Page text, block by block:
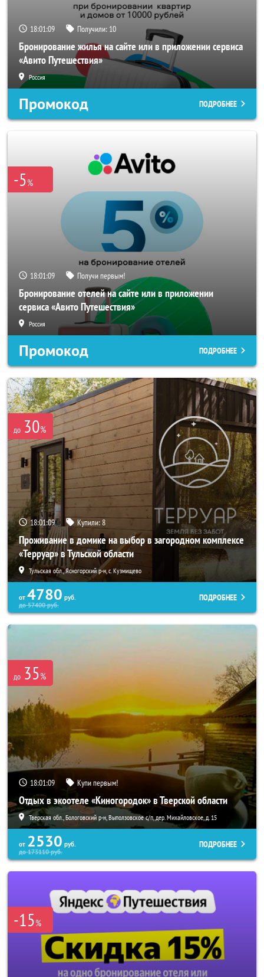
18:01:07 Получили: 10
Бронирование жилья на сайте или в приложении сервиса
«Авито Путешествия»
Россия
Промокод ПОДРОБНЕЕ
-5%
18:01:07 Получи первым!
Бронирование отелей на сайте или в приложении
сервиса «Авито Путешествия»
Россия
Промокод ПОДРОБНЕЕ
до 30%
18:01:07 Купили:8
Проживание в домике на выбор в загородном комплексе
«Терруар» в Тульской области
Тульская обл., Ясногорский р-н, с. Кузмищево
от 4780 руб.
до57400руб.
ПОДРОБНЕЕ
до 35%
18:01:07 Купи первым!
Отдых в экоотеле «Киногородок» в Тверской области
Тверская обл., Бологовский р-н, Выползовское с/п, дер. Михайловское, д. 15
от 2530 руб.
до173110руб.
ПОДРОБНЕЕ
-15%